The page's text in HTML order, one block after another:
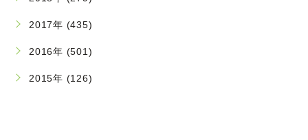
2017年 (435)
2016年 (501)
2015年 (126)